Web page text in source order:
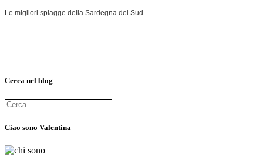
Le migliori spiagge della Sardegna del Sud
Cerca nel blog
Ciao sono Valentina